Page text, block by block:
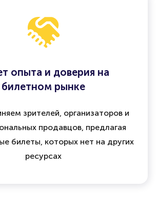
опыта и доверия на
билетном рынке
зрителей, организаторов и
продавцов, предлагая
билеты, которых нет на других
ресурсах